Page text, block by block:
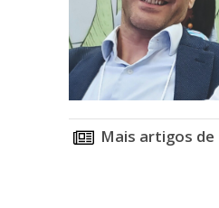
Mais artigos de